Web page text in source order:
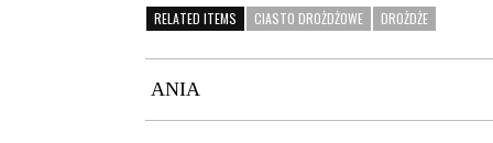
RELATED ITEMS CIASTO DROŻDŻOWE DROŻDŻE
ANIA